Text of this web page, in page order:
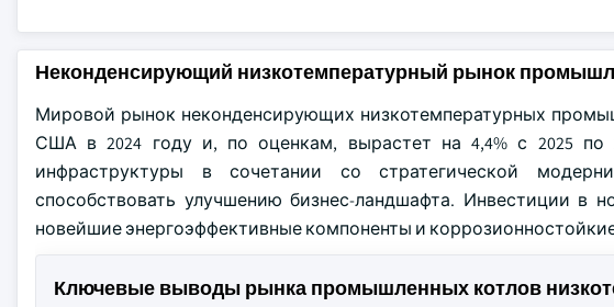
Неконденсирующий низкотемпературный рынок
Мировой рынок неконденсирующих низкотемпературных
США в 2024 году и, по оценкам, вырастет на 4,4% с 2025
инфраструктуры в сочетании со стратегической
способствовать улучшению бизнес-ландшафта. Инвестиции в
новейшие энергоэффективные компоненты и
Ключевые выводы рынка промышленных котлов